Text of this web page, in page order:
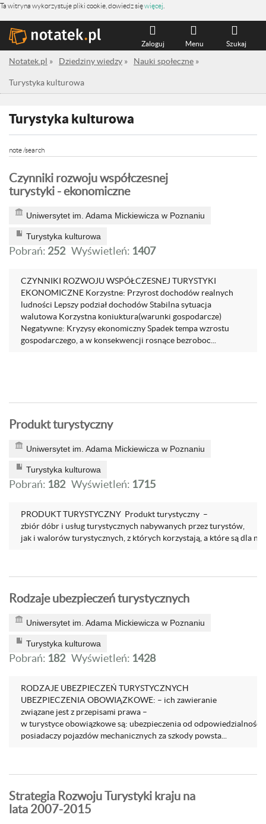
Ta witryna wykorzystuje pliki cookie, dowiedz sięwięcej
Szukaj
Menu
Zaloguj
Notatek.pl » Dziedziny wiedzy » Nauki społeczne »
Turystyka kulturowa
Turystyka kulturowa
note /search
Czynniki rozwoju współczesnej
turystyki - ekonomiczne
Uniwersytet im. Adama Mickiewicza w Poznaniu
Turystyka kulturowa
Pobrań: 252 Wyświetleń: 1407
CZYNNIKI ROZWOJU WSPÓŁCZESNEJ TURYSTYKI
EKONOMICZNE Korzystne: Przyrost dochodów realnych
ludności Lepszy podział dochodów Stabilna sytuacja
walutowa Korzystna koniuktura(warunki gospodarcze)
Negatywne: Kryzysy ekonomiczny Spadek tempa wzrostu
gospodarczego, a w konsekwencji rosnące bezroboc...
Produkt turystyczny
Uniwersytet im. Adama Mickiewicza w Poznaniu
Turystyka kulturowa
Pobrań: 182 Wyświetleń: 1715
PRODUKT TURYSTYCZNY Produkt turystyczny –
zbiór dóbr i usług turystycznych nabywanych przez turystów,
jak i walorów turystycznych, z których korzystają, a które są dla ni...
Rodzaje ubezpieczeń turystycznych
Uniwersytet im. Adama Mickiewicza w Poznaniu
Turystyka kulturowa
Pobrań: 182 Wyświetleń: 1428
RODZAJE UBEZPIECZEŃ TURYSTYCZNYCH
UBEZPIECZENIA OBOWIĄZKOWE: – ich zawieranie
związane jest z przepisami prawa –
w turystyce obowiązkowe są: ubezpieczenia od
posiadaczy pojazdów mechanicznych za szkody powsta...
Strategia Rozwoju Turystyki kraju na
lata 2007-2015